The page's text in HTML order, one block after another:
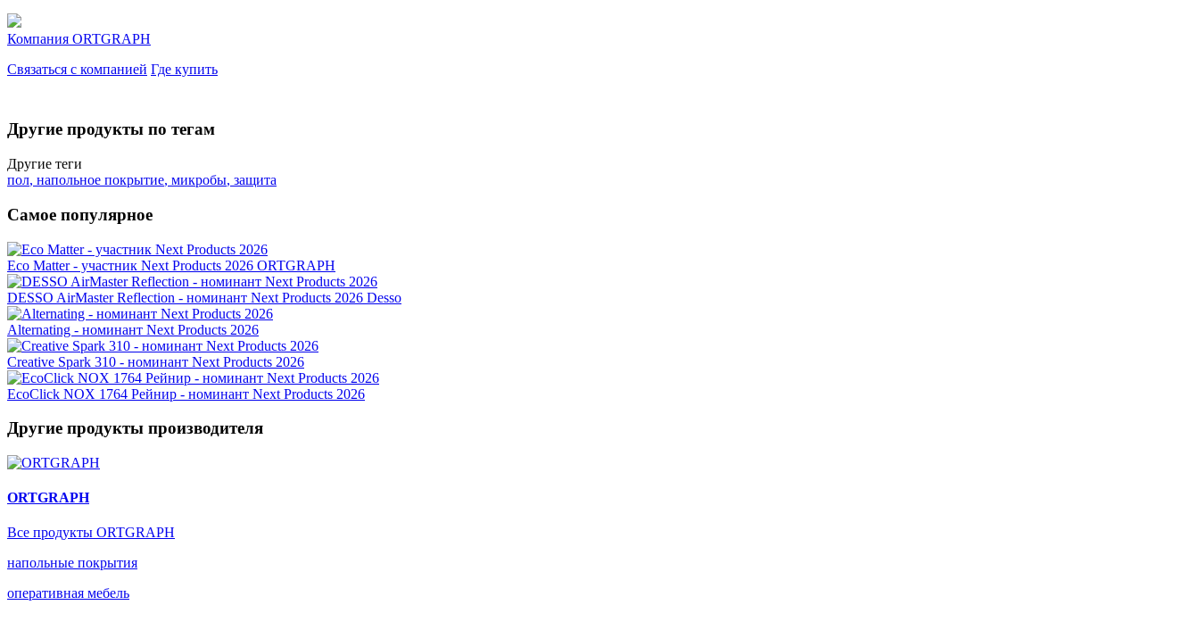
Компания ORTGRAPH
Связаться с компанией Где купить
Другие продукты по тегам
Другие теги
пол, напольное покрытие, микробы, защита
Самое популярное
Eco Matter - участник Next Products 2026 ORTGRAPH
DESSO AirMaster Reflection - номинант Next Products 2026 Desso
Alternating - номинант Next Products 2026
Creative Spark 310 - номинант Next Products 2026
EcoClick NOX 1764 Рейнир - номинант Next Products 2026
Другие продукты производителя
ORTGRAPH
Все продукты ORTGRAPH
напольные покрытия
оперативная мебель